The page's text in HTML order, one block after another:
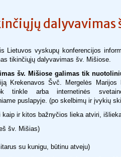
dalyvavimas
Lietuvos vyskupų konferencijos
tikinčiųjų dalyvavimas šv. Mišiose.
šv. Mišiose galimas tik
Krekenavos Švč. Mergelės
tinkle arba internetinės
puslapyje. (po skelbimų ir įvykių
kaip ir kitos bažnyčios lieka atviri,
šv. Mišias)
su kunigu, būtinu atveju)